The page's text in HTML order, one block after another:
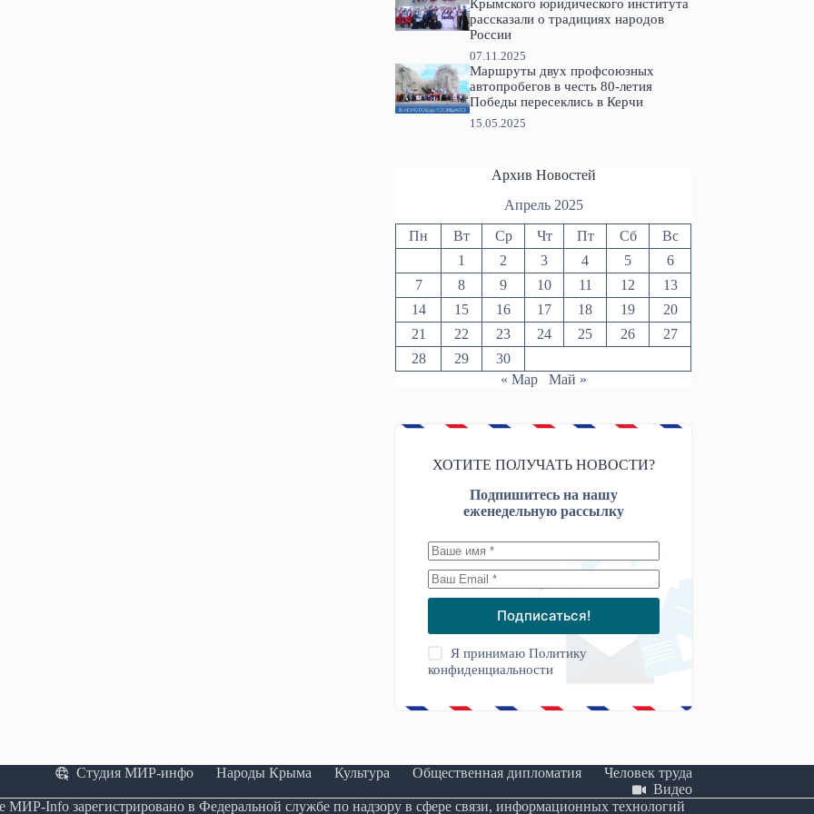
Крымского юридического института
рассказали о традициях народов
России
07.11.2025
Маршруты двух профсоюзных
автопробегов в честь 80-летия
Победы пересеклись в Керчи
15.05.2025
Архив Новостей
Апрель 2025
Пн Вт Ср Чт Пт Сб
Вс
1
2 3 4 5
6
7
8 9 10 11 12
13
14
15 16 17 18 19
20
21
22 23 24 25 26
27
28
29
30
« Мар
Май »
ХОТИТЕ ПОЛУЧАТЬ НОВОСТИ?
Подпишитесь на нашу
еженедельную рассылку
Подписаться!
Я принимаюПолитику
конфиденциальности
Студия МИР-инфо Народы Крыма Культура Общественная дипломатия
Человек труда
Видео
МИР-Info зарегистрировано в Федеральной службе по надзору в сфере связи, информационных технологий